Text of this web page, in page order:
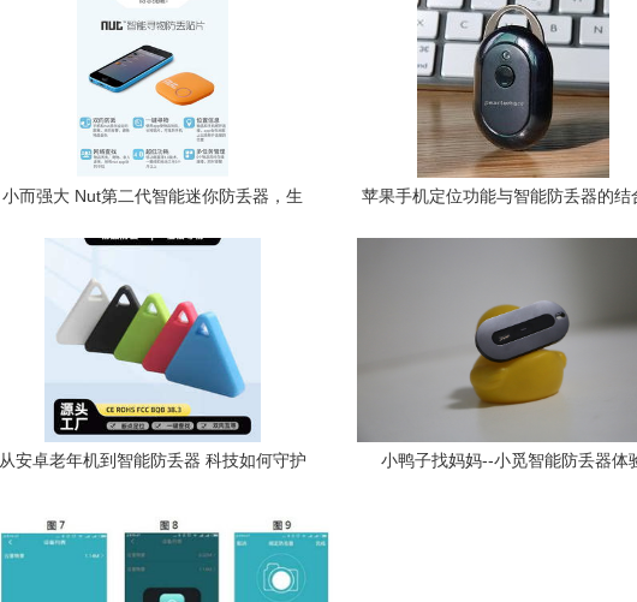
小而强大 Nut第二代智能迷你防丢器，生
苹果手机定位功能与智能防丢器的结
从安卓老年机到智能防丢器 科技如何守护
小鸭子找妈妈--小觅智能防丢器体